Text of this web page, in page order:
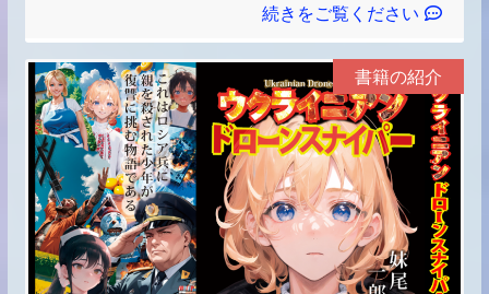
続きをご覧ください
書籍の紹介